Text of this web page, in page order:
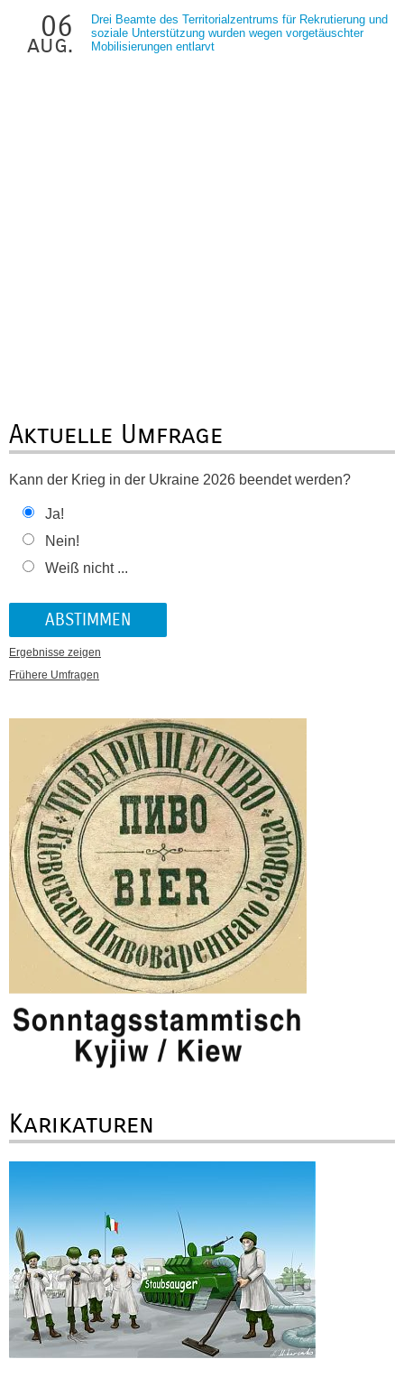
06
aug.
Drei Beamte des Territorialzentrums für Rekrutierung und
soziale Unterstützung wurden wegen vorgetäuschter
Mobilisierungen entlarvt
Aktuelle Umfrage
Kann der Krieg in der Ukraine 2026 beendet werden?
Ja!
Nein!
Weiß nicht ...
Ergebnisse zeigen
Frühere Umfragen
Karikaturen